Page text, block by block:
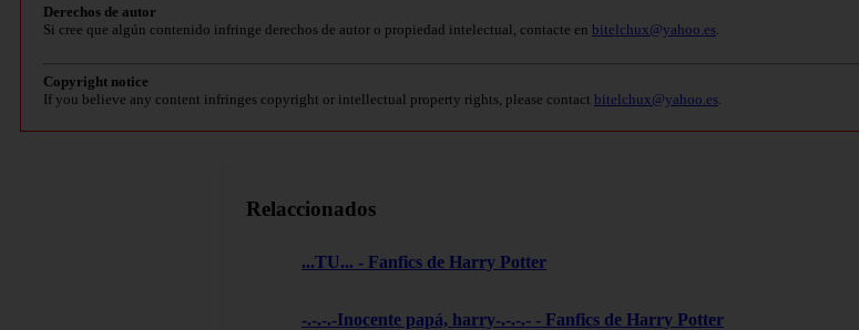
Derechos de autor
Si cree que algún contenido infringe derechos de autor o propiedad intelectual, contacte en bitelchux@yahoo.es
Copyright notice
If you believe any content infringes copyright or intellectual property rights, please contact bitelchux@yahoo.es
Relaccionados
...TU... - Fanfics de Harry Potter
-.-.-.-Inocente papá, harry-.-.-.- - Fanfics de Harry Potter